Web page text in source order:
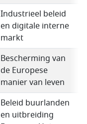
Industrieel beleid
en digitale interne
markt
Bescherming van
de Europese
manier van leven
Beleid buurlanden
en uitbreiding